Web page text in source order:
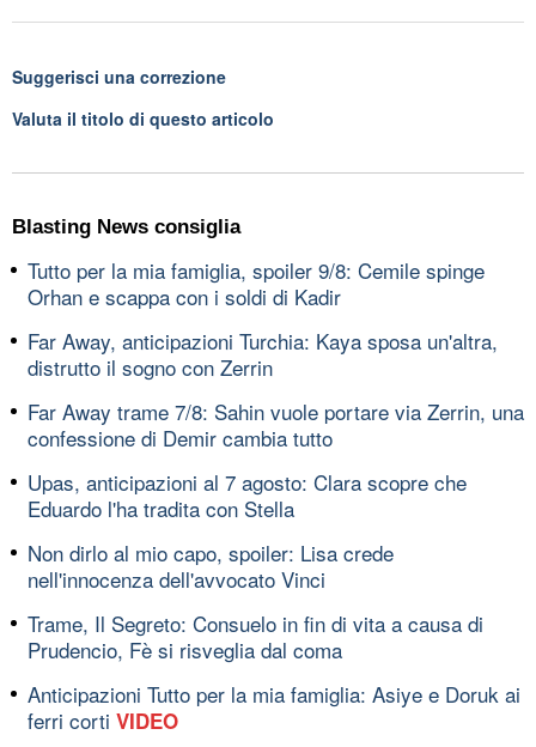
Suggerisci una correzione
Valuta il titolo di questo articolo
Blasting News consiglia
Tutto per la mia famiglia, spoiler 9/8: Cemile spinge
Orhan e scappa con i soldi di Kadir
Far Away, anticipazioni Turchia: Kaya sposa un'altra,
distrutto il sogno con Zerrin
Far Away trame 7/8: Sahin vuole portare via Zerrin, una
confessione di Demir cambia tutto
Upas, anticipazioni al 7 agosto: Clara scopre che
Eduardo l'ha tradita con Stella
Non dirlo al mio capo, spoiler: Lisa crede
nell'innocenza dell'avvocato Vinci
Trame, Il Segreto: Consuelo in fin di vita a causa di
Prudencio, Fè si risveglia dal coma
Anticipazioni Tutto per la mia famiglia: Asiye e Doruk ai
ferri corti VIDEO